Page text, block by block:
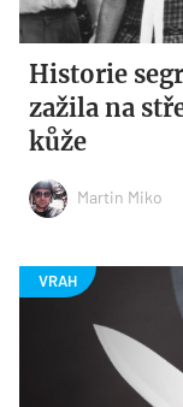
Historie
zažila na
kůže
Martin Miko